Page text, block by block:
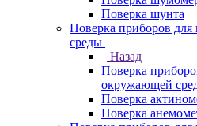
Поверка шунта
Поверка приборов
среды
Назад
Поверка
окружающей
Поверка
Поверка